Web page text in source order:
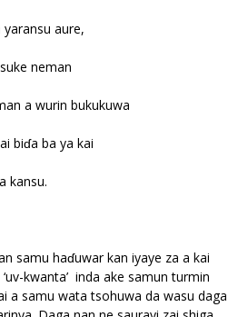
aure,
neman
a wurin bukukuwa
biɗa ba ya kai
kansu.
samu haɗuwar kan iyaye za a kai
kwanta’ inda ake samun turmin
a samu wata tsohuwa da wasu daga